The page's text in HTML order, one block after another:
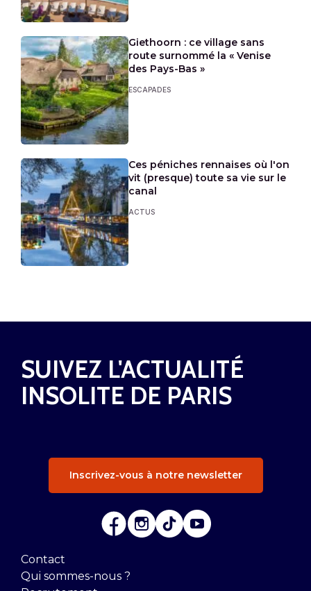
Giethoorn : ce village sans
route surnommé la « Venise
des Pays-Bas »
ESCAPADES
Ces péniches rennaises où l'on
vit (presque) toute sa vie sur le
canal
ACTUS
SUIVEZ L'ACTUALITÉ
INSOLITE DE PARIS
Inscrivez-vous à notre newsletter
Contact
Qui sommes-nous ?